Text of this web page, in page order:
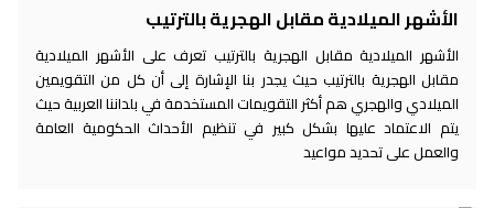
الأشهر الميلادية مقابل الهجرية بالترتيب
الأشهر الميلادية مقابل الهجرية بالترتيب تعرف على الأشهر الميلادية
مقابل الهجرية بالترتيب حيث يجدر بنا الإشارة إلى أن كل من التقويمين
الميلادي والهجري هم أكثر التقويمات المستخدمة في بلداننا العربية حيث
يتم الاعتماد عليها بشكل كبير في تنظيم الأحداث الحكومية العامة
والعمل على تحديد مواعيد